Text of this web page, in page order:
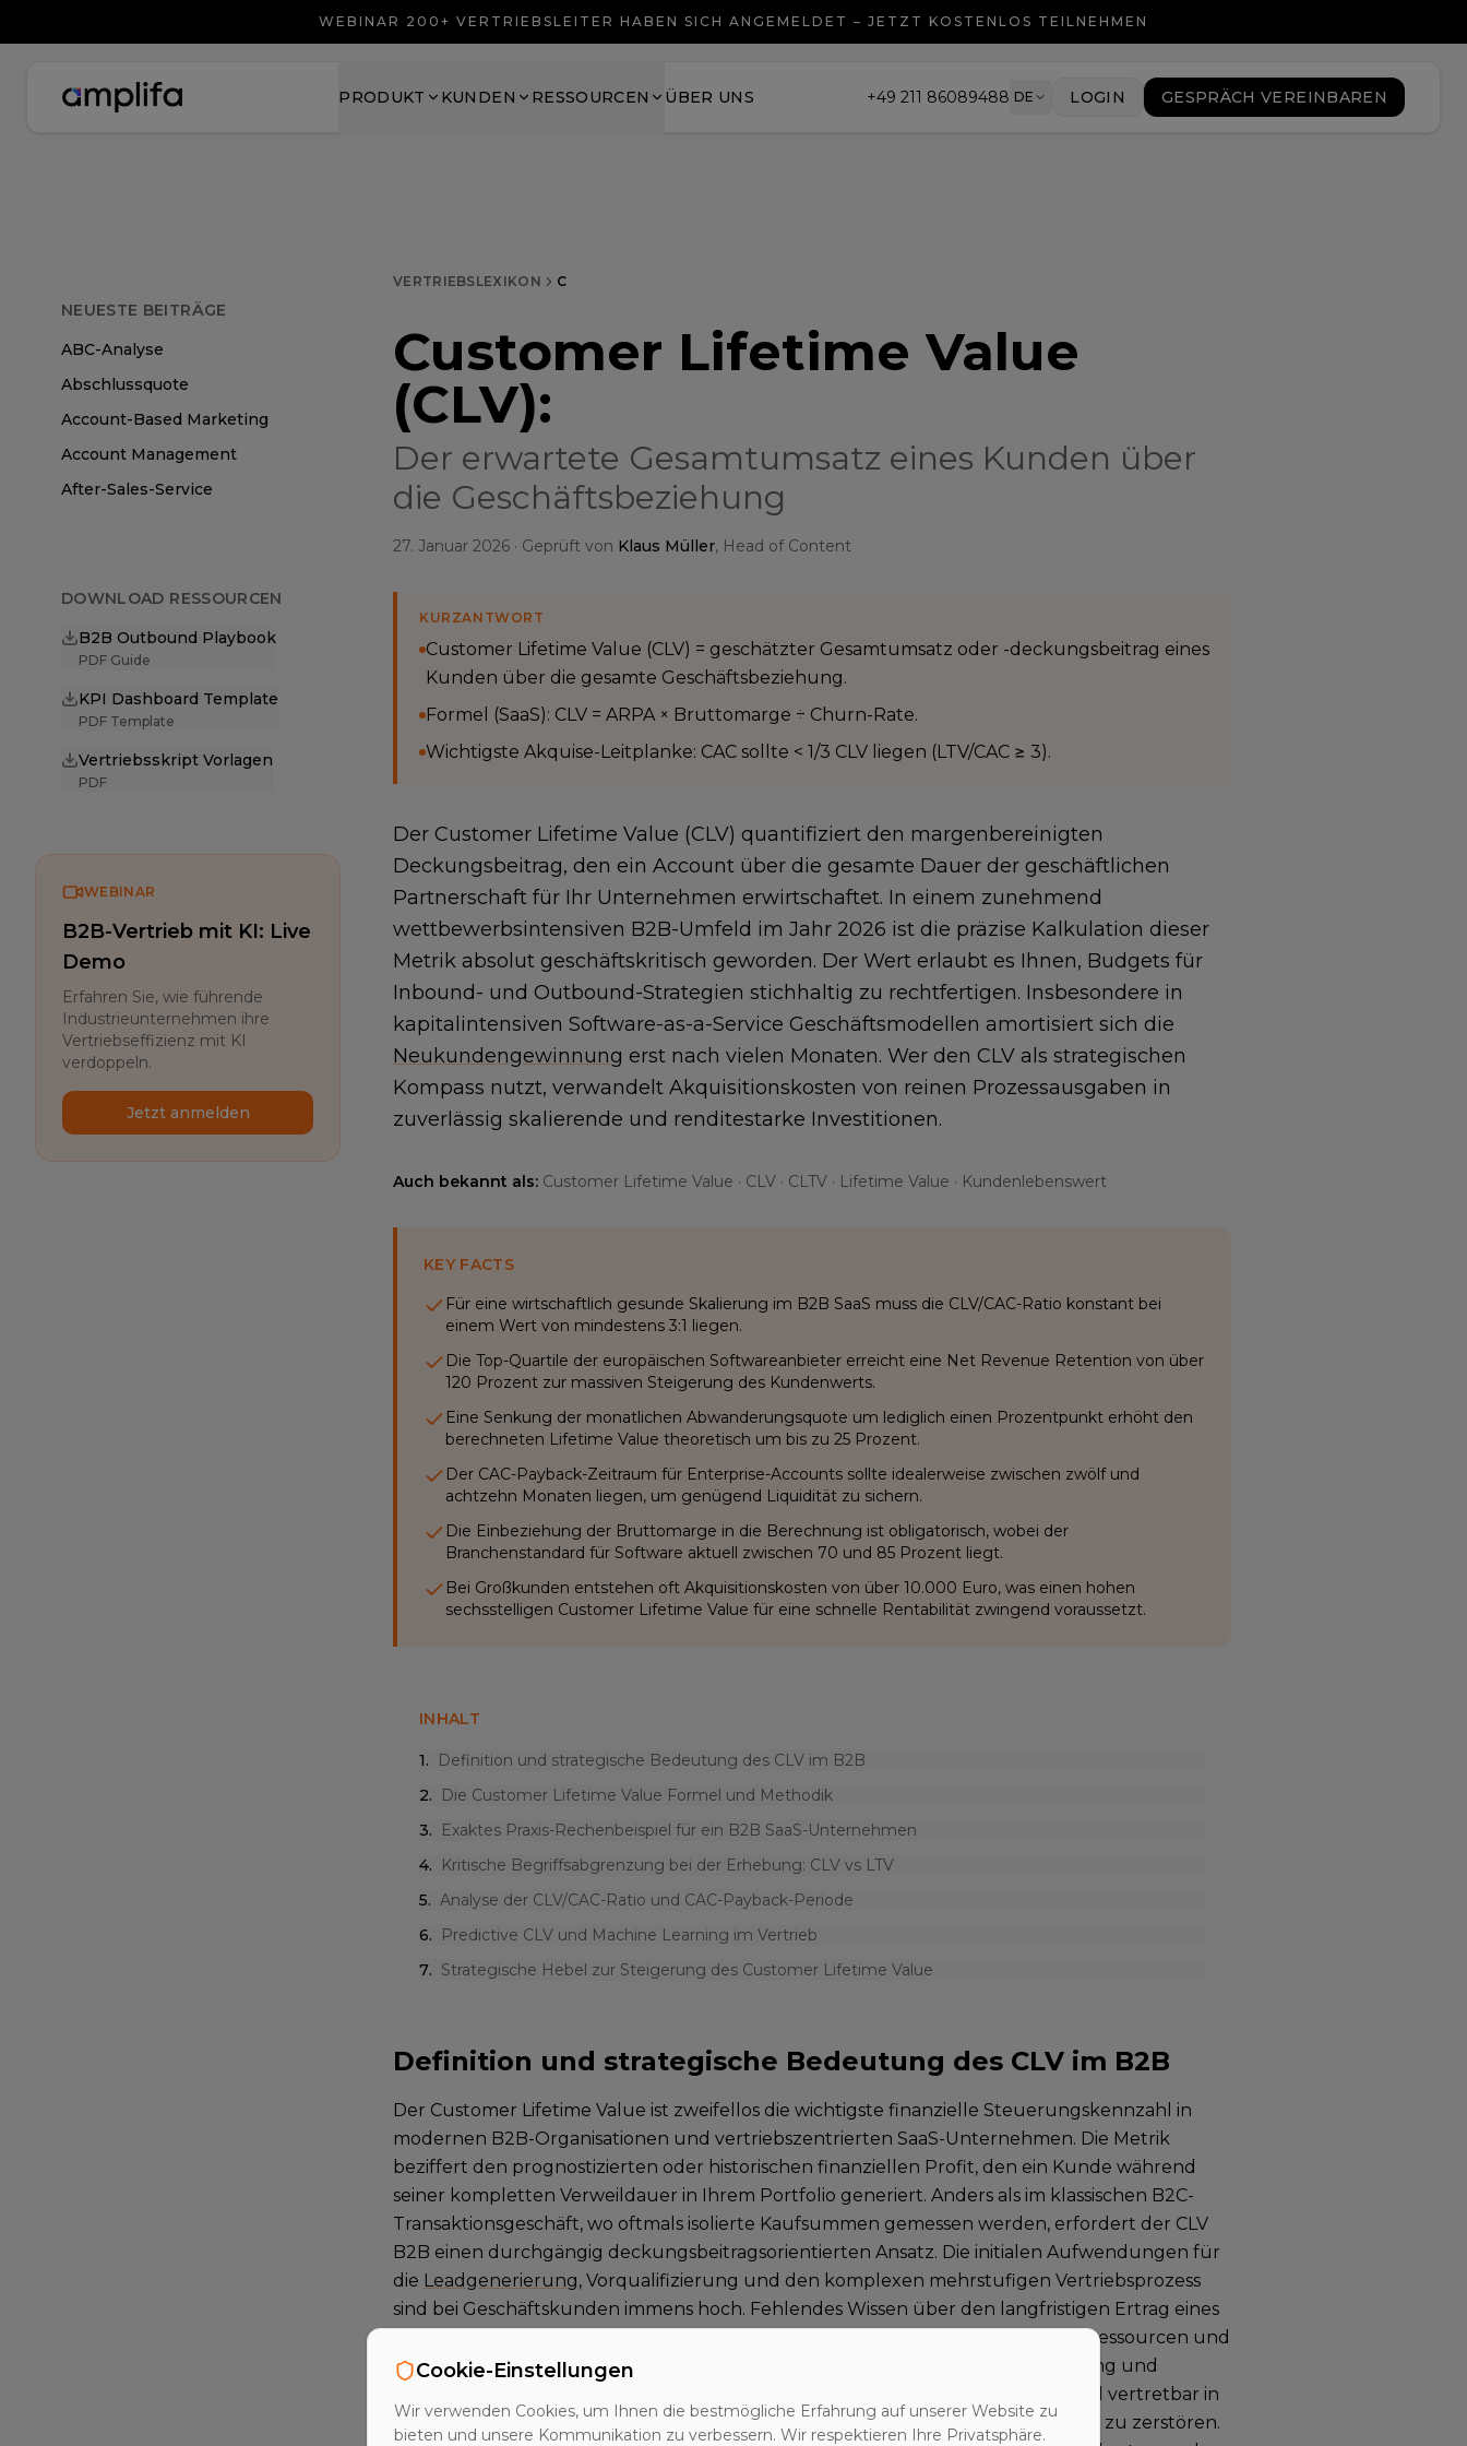
WEBINAR 200+ VERTRIEBSLEITER HABEN SICH ANGEMELDET – JETZT KOSTENLOS TEILNEHMEN
PRODUKT KUNDEN RESSOURCEN ÜBER UNS +49 211 86089488 DE LOGIN GESPRÄCH VEREINBAREN
NEUESTE BEITRÄGE
ABC-Analyse
Abschlussquote
Account-Based Marketing
Account Management
After-Sales-Service
DOWNLOAD RESSOURCEN
B2B Outbound Playbook
PDF Guide
KPI Dashboard Template
PDF Template
Vertriebsskript Vorlagen
PDF
WEBINAR
B2B-Vertrieb mit KI: Live
Demo
Erfahren Sie, wie führende
Industrieunternehmen ihre
Vertriebseffizienz mit KI
verdoppeln.
Jetzt anmelden
VERTRIEBSLEXIKON C
Customer Lifetime Value
(CLV):
Der erwartete Gesamtumsatz eines Kunden über
die Geschäftsbeziehung
27. Januar 2026 · Geprüft von Klaus Müller, Head of Content
KURZANTWORT
Customer Lifetime Value (CLV) = geschätzter Gesamtumsatz oder -deckungsbeitrag eines
Kunden über die gesamte Geschäftsbeziehung.
Formel (SaaS): CLV = ARPA × Bruttomarge ÷ Churn-Rate.
Wichtigste Akquise-Leitplanke: CAC sollte < 1/3 CLV liegen (LTV/CAC ≥ 3).
Der Customer Lifetime Value (CLV) quantifiziert den margenbereinigten
Deckungsbeitrag, den ein Account über die gesamte Dauer der geschäftlichen
Partnerschaft für Ihr Unternehmen erwirtschaftet. In einem zunehmend
wettbewerbsintensiven B2B-Umfeld im Jahr 2026 ist die präzise Kalkulation dieser
Metrik absolut geschäftskritisch geworden. Der Wert erlaubt es Ihnen, Budgets für
Inbound- und Outbound-Strategien stichhaltig zu rechtfertigen. Insbesondere in
kapitalintensiven Software-as-a-Service Geschäftsmodellen amortisiert sich die
Neukundengewinnung erst nach vielen Monaten. Wer den CLV als strategischen
Kompass nutzt, verwandelt Akquisitionskosten von reinen Prozessausgaben in
zuverlässig skalierende und renditestarke Investitionen.
Auch bekannt als: Customer Lifetime Value · CLV · CLTV · Lifetime Value · Kundenlebenswert
KEY FACTS
Für eine wirtschaftlich gesunde Skalierung im B2B SaaS muss die CLV/CAC-Ratio konstant bei
einem Wert von mindestens 3:1 liegen.
Die Top-Quartile der europäischen Softwareanbieter erreicht eine Net Revenue Retention von über
120 Prozent zur massiven Steigerung des Kundenwerts.
Eine Senkung der monatlichen Abwanderungsquote um lediglich einen Prozentpunkt erhöht den
berechneten Lifetime Value theoretisch um bis zu 25 Prozent.
Der CAC-Payback-Zeitraum für Enterprise-Accounts sollte idealerweise zwischen zwölf und
achtzehn Monaten liegen, um genügend Liquidität zu sichern.
Die Einbeziehung der Bruttomarge in die Berechnung ist obligatorisch, wobei der
Branchenstandard für Software aktuell zwischen 70 und 85 Prozent liegt.
Bei Großkunden entstehen oft Akquisitionskosten von über 10.000 Euro, was einen hohen
sechsstelligen Customer Lifetime Value für eine schnelle Rentabilität zwingend voraussetzt.
INHALT
1.
Definition und strategische Bedeutung des CLV im B2B
2.
Die Customer Lifetime Value Formel und Methodik
3.
Exaktes Praxis-Rechenbeispiel für ein B2B SaaS-Unternehmen
4.
Kritische Begriffsabgrenzung bei der Erhebung: CLV vs LTV
5. Analyse der CLV/CAC-Ratio und CAC-Payback-Periode
6.
Predictive CLV und Machine Learning im Vertrieb
7. Strategische Hebel zur Steigerung des Customer Lifetime Value
Definition und strategische Bedeutung des CLV im B2B
Der Customer Lifetime Value ist zweifellos die wichtigste finanzielle Steuerungskennzahl in
modernen B2B-Organisationen und vertriebszentrierten SaaS-Unternehmen. Die Metrik
beziffert den prognostizierten oder historischen finanziellen Profit, den ein Kunde während
seiner kompletten Verweildauer in Ihrem Portfolio generiert. Anders als im klassischen B2C-
Transaktionsgeschäft, wo oftmals isolierte Kaufsummen gemessen werden, erfordert der CLV
B2B einen durchgängig deckungsbeitragsorientierten Ansatz. Die initialen Aufwendungen für
die Leadgenerierung, Vorqualifizierung und den komplexen mehrstufigen Vertriebsprozess
sind bei Geschäftskunden immens hoch. Fehlendes Wissen über den langfristigen Ertrag eines
gewonnenen Deals führt unweigerlich zu massiven Fehlallokationen an Arbeitsressourcen und
Kapital. Nur wenn Sie den CLV berechnen, erhalten Geschäftsführung, Controlling und
Vertrieb eine belastbare Datenbasis, um zu entscheiden, wie viel Budget maximal vertretbar in
die Gewinnung eines Ideal Customer Profiles fließen darf, ohne künftige Margen zu zerstören.
Cookie-Einstellungen
Wir verwenden Cookies, um Ihnen die bestmögliche Erfahrung auf unserer Website zu
bieten und unsere Kommunikation zu verbessern. Wir respektieren Ihre Privatsphäre.